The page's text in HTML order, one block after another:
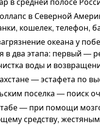
в Северной
кошелек, телефон,
океана у
в два этапа: первый —
воды и
— эстафета по
поселка — поиск
— при помощи
средству,